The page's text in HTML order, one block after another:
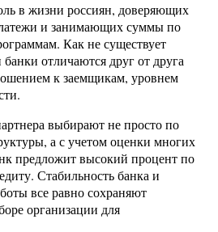
в жизни россиян, доверяющих
и занимающих суммы по
Как не существует
отличаются друг от друга
к заемщикам, уровнем
выбирают не просто по
а с учетом оценки многих
предложит высокий процент по
Стабильность банка и
все равно сохраняют
организации для